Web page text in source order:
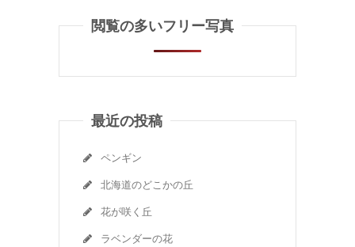
閲覧の多いフリー写真
最近の投稿
ペンギン
北海道のどこかの丘
花が咲く丘
ラベンダーの花